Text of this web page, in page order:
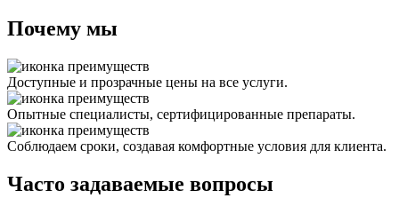
Почему мы
Доступные и прозрачные цены на все услуги.
Опытные специалисты, сертифицированные препараты.
Соблюдаем сроки, создавая комфортные условия для клиента.
Часто задаваемые вопросы